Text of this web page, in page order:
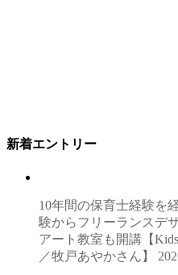
新着エントリー
10年間の保育士経験を
験からフリーランスデ
アート教室も開講【
／牧戸あやかさん】